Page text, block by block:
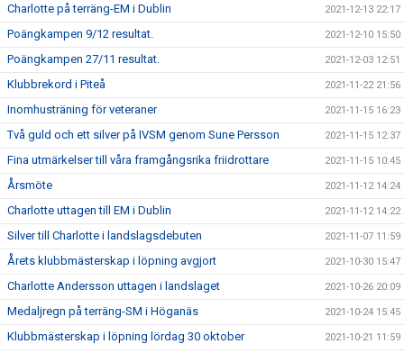
Charlotte på terräng-EM i Dublin 2021-12-13 22:17
Poängkampen 9/12 resultat. 2021-12-10 15:50
Poängkampen 27/11 resultat. 2021-12-03 12:51
Klubbrekord i Piteå 2021-11-22 21:56
Inomhusträning för veteraner 2021-11-15 16:23
Två guld och ett silver på IVSM genom Sune Persson 2021-11-15 12:37
Fina utmärkelser till våra framgångsrika friidrottare 2021-11-15 10:45
Årsmöte 2021-11-12 14:24
Charlotte uttagen till EM i Dublin 2021-11-12 14:22
Silver till Charlotte i landslagsdebuten 2021-11-07 11:59
Årets klubbmästerskap i löpning avgjort 2021-10-30 15:47
Charlotte Andersson uttagen i landslaget 2021-10-26 20:09
Medaljregn på terräng-SM i Höganäs 2021-10-24 15:45
Klubbmästerskap i löpning lördag 30 oktober 2021-10-21 11:59